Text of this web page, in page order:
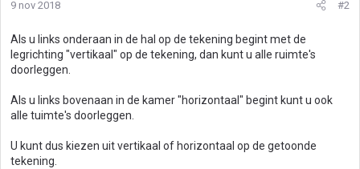
9 nov 2018 #2
Als u links onderaan in de hal op de tekening begint met de
legrichting "vertikaal" op de tekening, dan kunt u alle ruimte's
doorleggen.
Als u links bovenaan in de kamer "horizontaal" begint kunt u ook
alle tuimte's doorleggen.
U kunt dus kiezen uit vertikaal of horizontaal op de getoonde
tekening.